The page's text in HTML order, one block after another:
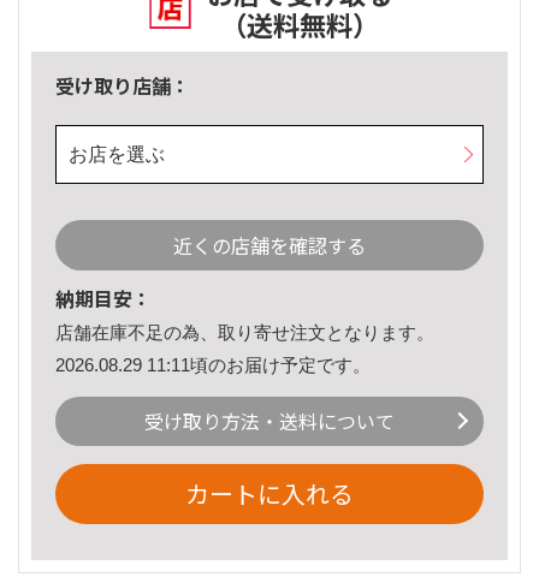
（送料無料）
受け取り店舗：
お店を選ぶ
近くの店舗を確認する
納期目安：
店舗在庫不足の為、取り寄せ注文となります。
2026.08.29 11:11頃のお届け予定です。
受け取り方法・送料について
カートに入れる